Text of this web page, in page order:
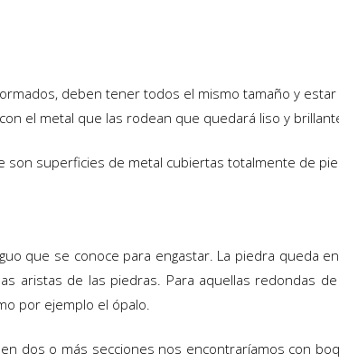
deben tener todos el mismo tamaño y
el metal que las rodean que quedará liso y
superficies de metal cubiertas totalmente de
que se conoce para engastar. La piedra queda
aristas de las piedras. Para aquellas redondas
por ejemplo el ópalo.
dos o más secciones nos encontraríamos con